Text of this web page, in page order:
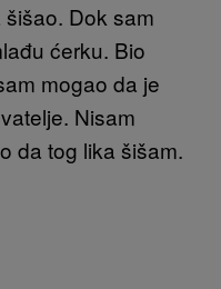
Dok sam
ćerku. Bio
mogao da je
Nisam
da tog lika šišam.